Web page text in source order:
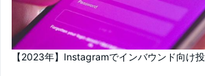
【2023年】Instagramでインバウンド向け